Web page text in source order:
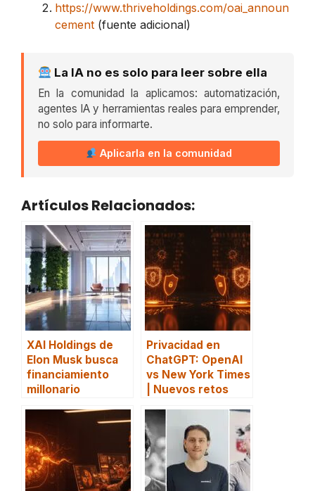
https://www.thriveholdings.com/oai_announ
cement (fuente adicional)
La IA no es solo para leer sobre ella
En la comunidad la aplicamos: automatización,
agentes IA y herramientas reales para emprender,
no solo para informarte.
Aplicarla en la comunidad
Artículos Relacionados:
XAI Holdings de
Elon Musk busca
financiamiento
millonario
Privacidad en
ChatGPT: OpenAI
vs New York Times
| Nuevos retos